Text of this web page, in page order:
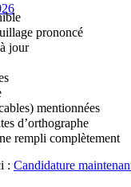
prononcé
jour
mentionnées
d’orthographe
rempli complètement
: Candidature